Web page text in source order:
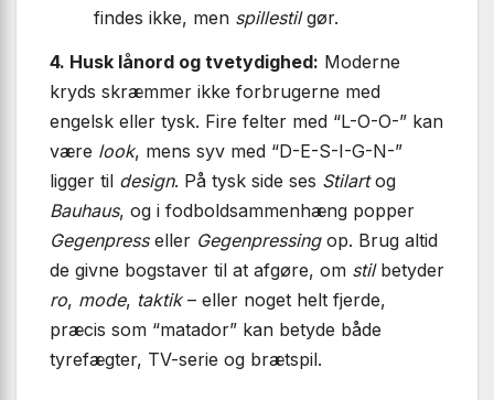
findes ikke, men spillestilgør.
4. Husk lånord og tvetydighed: Moderne
kryds skræmmer ikke forbrugerne med
engelsk eller tysk. Fire felter med “L-O-O-” kan
være look, mens syv med “D-E-S-I-G-N-”
ligger til design. På tysk side ses Stilartog
Bauhaus, og i fodboldsammenhæng popper
Gegenpresseller Gegenpressingop. Brug altid
de givne bogstaver til at afgøre, om stilbetyder
ro, mode, taktik– eller noget helt fjerde,
præcis som “matador” kan betyde både
tyrefægter, TV-serie og brætspil.